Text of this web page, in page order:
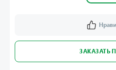
ЗАКАЗАТЬ